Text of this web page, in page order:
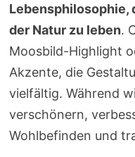
Lebensphilosophie,
der Natur zu leben.
Moosbild-Highlight
Akzente, die
vielfältig. Während
verschönern,
Wohlbefinden und